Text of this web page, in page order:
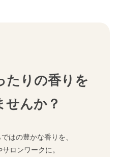
たりの香りを
せんか？
はの豊かな香りを、
ロンワークに。